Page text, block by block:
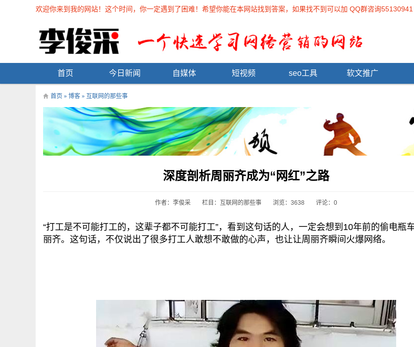
欢迎你来到我的网站！这个时间，你一定遇到了困难！希望你能在本网站找到答案，如果找不到可以加 QQ群咨询55130941
首页 今日新闻 自媒体 短视频 seo工具 软文推广
首页 » 博客 » 互联网的那些事
深度剖析周丽齐成为“网红”之路
作者：李俊采 栏目： 互联网的那些事 浏览：3638 评论：0
“打工是不可能打工的，这辈子都不可能打工”，看到这句话的人，一定会想到10年前的偷电瓶
丽齐。这句话，不仅说出了很多打工人敢想不敢做的心声，也让让周丽齐瞬间火爆网络。